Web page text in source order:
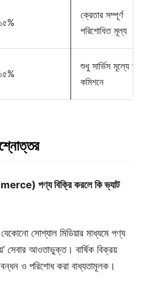
ক্রেতার সম্পূর্ণ
পরিশোধিত মূল্য
শুধু সার্ভিস মূল্যে বা
কমিশনে
পণ্য বিক্রি করলে কি ভ্যাট
সোশ্যাল মিডিয়ার মাধ্যমে পণ্য
সেবার আওতাভুক্ত। বার্ষিক বিক্রয়
ও পরিশোধ করা বাধ্যতামূলক।